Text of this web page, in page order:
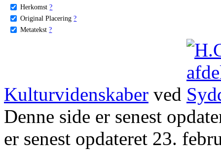
Herkomst ?
Original Placering ?
Metatekst ?
Kulturvidenskaber ved
Denne side er senest
er senest opdateret 23.